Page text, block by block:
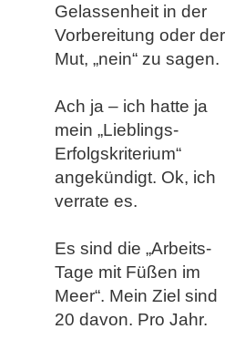
Gelassenheit in der
Vorbereitung oder der
Mut, „nein“ zu sagen.
Ach ja – ich hatte ja
mein „Lieblings-
Erfolgskriterium“
angekündigt. Ok, ich
verrate es.
Es sind die „Arbeits-
Tage mit Füßen im
Meer“. Mein Ziel sind
20 davon. Pro Jahr.